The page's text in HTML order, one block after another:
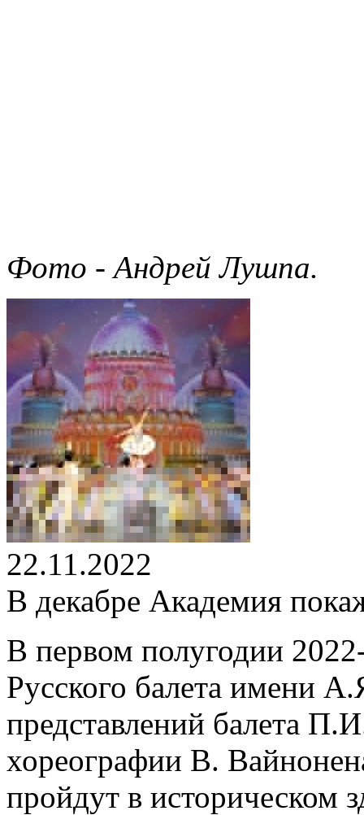
Фото - Андрей Лушпа.
22.11.2022
В декабре Академия
В первом полугодии
Русского балета имени
представлений балета
хореографии В.
пройдут в историческом